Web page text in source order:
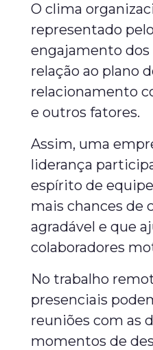
O clima
representado
engajamento dos
relação ao plano
relacionamento
e outros fatores.
Assim, uma
liderança
espírito de
mais chances de
agradável e que
colaboradores
No trabalho
presenciais
reuniões com as
momentos de